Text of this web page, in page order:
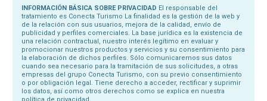
INFORMACIÓN BÁSICA SOBRE PRIVACIDAD El responsable del
tratamiento es Conecta Turismo La finalidad es la gestión de la web y
de la relación con sus usuarios, mejora de la calidad, envío de
publicidad y perfiles comerciales. La base jurídica es la existencia de
una relación contractual, nuestro interés legítimo en evaluar y
promocionar nuestros productos y servicios y su consentimiento para
la elaboración de dichos perfiles. Sólo comunicaremos sus datos
cuando sea necesario para la tramitación de sus solicitudes, a otras
empresas del grupo Conecta Turismo, con su previo consentimiento
o por obligación legal. Tiene derecho a acceder, rectificar y suprimir
los datos, así como otros derechos como se explica en nuestra